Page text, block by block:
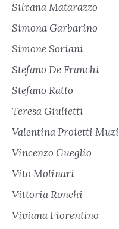
Silvana Matarazzo
Simona Garbarino
Simone Soriani
Stefano De Franchi
Stefano Ratto
Teresa Giulietti
Valentina Proietti Muzi
Vincenzo Gueglio
Vito Molinari
Vittoria Ronchi
Viviana Fiorentino